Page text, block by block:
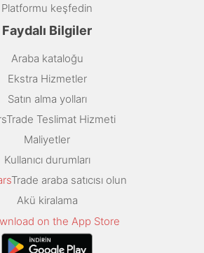
Platformu keşfedin
Faydalı Bilgiler
Araba kataloğu
Ekstra Hizmetler
Satın alma yolları
Teslimat Hizmeti
Maliyetler
Kullanıcı durumları
Trade araba satıcısı olun
Akü kiralama